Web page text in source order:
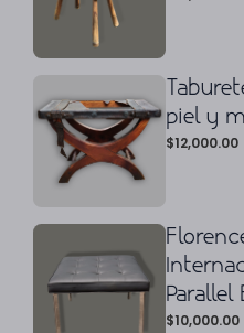
piel y
$12,000.00
Parallel
$10,000.00